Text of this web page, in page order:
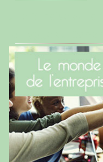
Le Benaise de